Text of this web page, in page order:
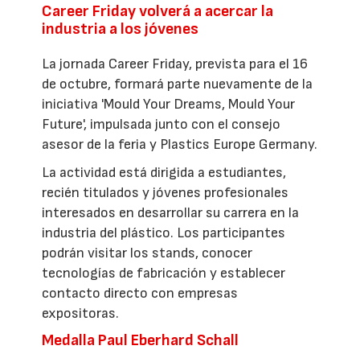
Career Friday volverá a acercar la
industria a los jóvenes
La jornada Career Friday, prevista para el 16
de octubre, formará parte nuevamente de la
iniciativa 'Mould Your Dreams, Mould Your
Future', impulsada junto con el consejo
asesor de la feria y Plastics Europe Germany.
La actividad está dirigida a estudiantes,
recién titulados y jóvenes profesionales
interesados en desarrollar su carrera en la
industria del plástico. Los participantes
podrán visitar los stands, conocer
tecnologías de fabricación y establecer
contacto directo con empresas
expositoras.
Medalla Paul Eberhard Schall